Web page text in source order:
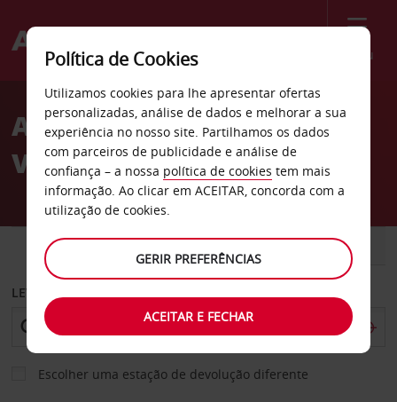
Menu
Welcome
AvisAluguer de carros Porto
Vila
CARRO COMERCIAIS
LEVANTAR EM
Escolher uma estação de devolução diferente
Política de Cookies
Utilizamos cookies para lhe apresentar ofertas
personalizadas, análise de dados e melhorar a sua
experiência no nosso site. Partilhamos os dados
com parceiros de publicidade e análise de
confiança – a nossa política de cookies tem mais
informação. Ao clicar em ACEITAR, concorda com a
utilização de cookies.
GERIR PREFERÊNCIAS
ACEITAR E FECHAR